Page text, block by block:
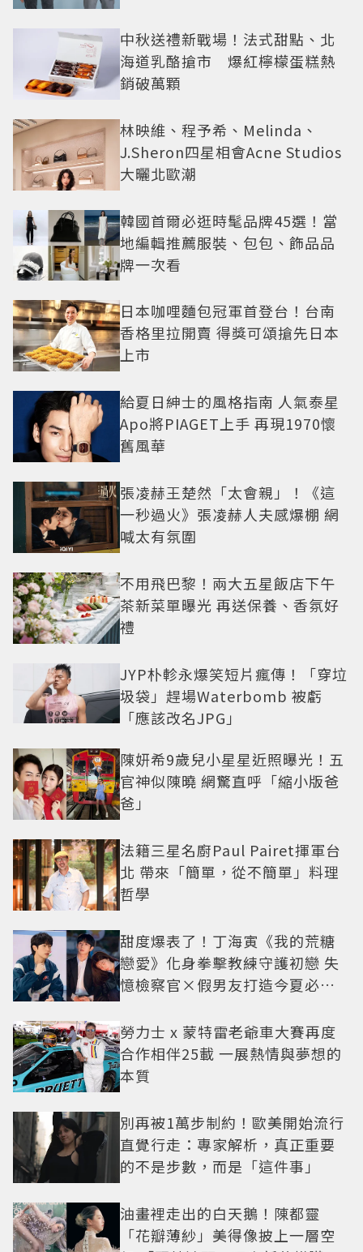
中秋送禮新戰場！法式甜點、北
海道乳酪搶市 爆紅檸檬蛋糕熱
銷破萬顆
林映維、程予希、Melinda、
J.Sheron四星相會Acne Studios
大曬北歐潮
韓國首爾必逛時髦品牌45選！當
地編輯推薦服裝、包包、飾品品
牌一次看
日本咖哩麵包冠軍首登台！台南
香格里拉開賣 得獎可頌搶先日本
上市
給夏日紳士的風格指南 人氣泰星
Apo將PIAGET上手 再現1970懷
舊風華
張凌赫王楚然「太會親」！《這
一秒過火》張凌赫人夫感爆棚 網
喊太有氛圍
不用飛巴黎！兩大五星飯店下午
茶新菜單曝光 再送保養、香氛好
禮
JYP朴軫永爆笑短片瘋傳！「穿垃
圾袋」趕場Waterbomb 被虧
「應該改名JPG」
陳妍希9歲兒小星星近照曝光！五
官神似陳曉 網驚直呼「縮小版爸
爸」
法籍三星名廚Paul Pairet揮軍台
北 帶來「簡單，從不簡單」料理
哲學
甜度爆表了！丁海寅《我的荒糖
戀愛》化身拳擊教練守護初戀 失
憶檢察官×假男友打造今夏必看
勞力士 x 蒙特雷老爺車大賽再度
合作相伴25載 一展熱情與夢想的
本質
別再被1萬步制約！歐美開始流行
直覺行走：專家解析，真正重要
的不是步數，而是「這件事」
油畫裡走出的白天鵝！陳都靈
「花瓣薄紗」美得像披上一層空